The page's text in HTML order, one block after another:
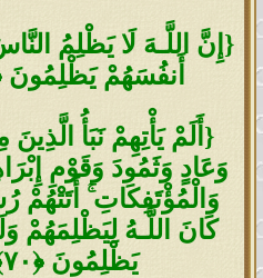
{إِنَّ اللَّـهَ لَا يَظْلِمُ
أَنفُسَهُمْ يَظْلِمُونَ
{أَلَمْ يَأْتِهِمْ نَبَأُ
وَعَادٍ وَثَمُودَ وَقَوْمِ
وَالْمُؤْتَفِكَاتِ ۚ أَتَتْهُمْ
كَانَ اللَّـهُ لِيَظْلِمَهُمْ
يَظْلِمُونَ ﴿٧٠﴾}